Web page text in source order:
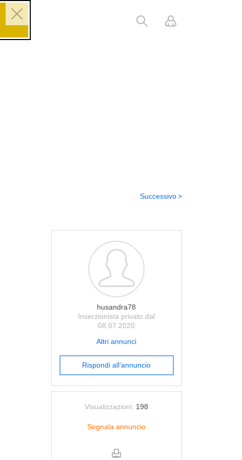
Successivo
husandra78
Inserzionista privato dal
08.07.2020
Altri annunci
Rispondi all’annuncio
Visualizzazioni: 198
Segnala annuncio